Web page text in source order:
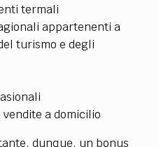
termali
appartenenti a
turismo e degli
a domicilio
dunque, un bonus